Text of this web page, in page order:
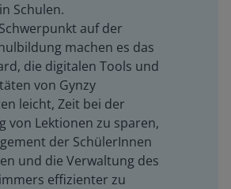
Schulen.
auf der
machen es das
die digitalen Tools und
von Gynzy
leicht, Zeit bei der
von Lektionen zu sparen,
der SchülerInnen
und die Verwaltung des
effizienter zu